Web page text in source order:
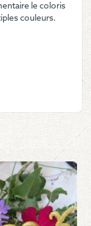
le coloris
couleurs.